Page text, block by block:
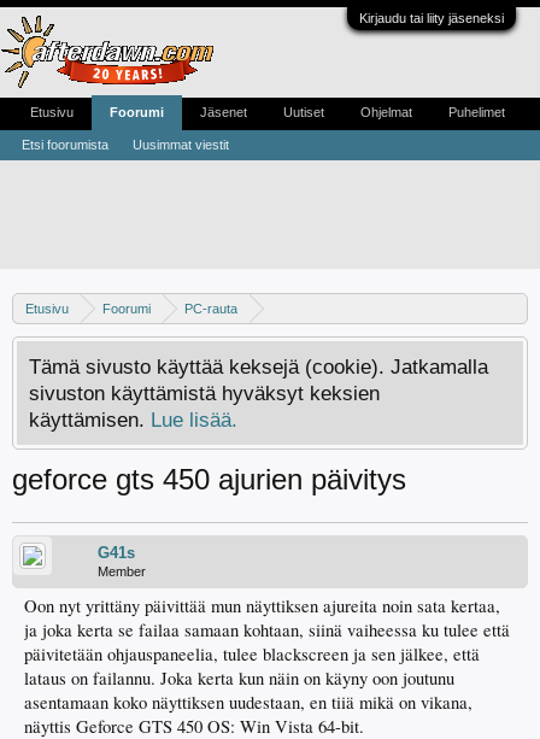
Kirjaudu tai liity jäseneksi
Etusivu Foorumi
PC-rauta
Näytönohjaimet - Apua, kokemuksia ja vinkkejä
Tämä sivusto käyttää keksejä (cookie). Jatkamalla
sivuston käyttämistä hyväksyt keksien
käyttämisen. Lue lisää.
geforce gts 450 ajurien päivitys
G41s
Member
Oon nyt yrittäny päivittää mun näyttiksen ajureita noin sata kertaa,
ja joka kerta se failaa samaan kohtaan, siinä vaiheessa ku tulee että
päivitetään ohjauspaneelia, tulee blackscreen ja sen jälkee, että
lataus on failannu. Joka kerta kun näin on käyny oon joutunu
asentamaan koko näyttiksen uudestaan, en tiiä mikä on vikana,
näyttis Geforce GTS 450 OS: Win Vista 64-bit.
Etusivu Foorumi
Etsi foorumista Uusimmat viestit
Jäsenet Uutiset Ohjelmat Puhelimet